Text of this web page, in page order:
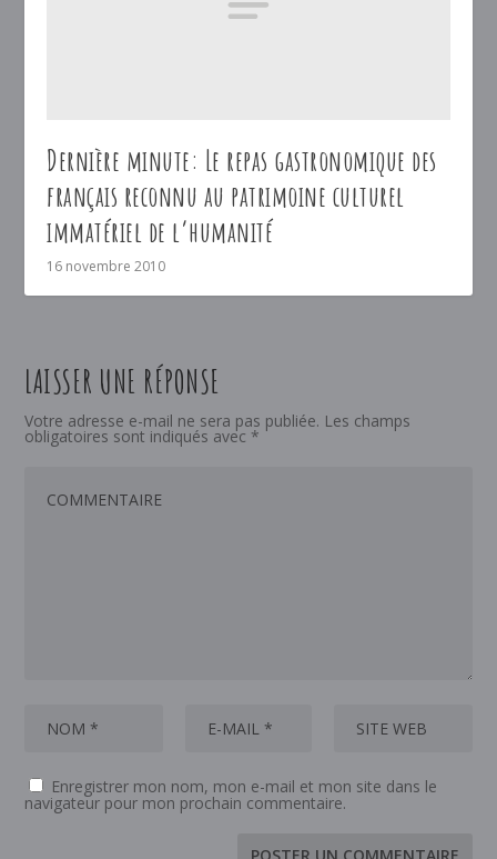
Dernière minute: Le repas gastronomique des
français reconnu au patrimoine culturel
immatériel de l’humanité
16 novembre 2010
LAISSER UNE RÉPONSE
Votre adresse e-mail ne sera pas publiée. Les champs
obligatoires sont indiqués avec *
Enregistrer mon nom, mon e-mail et mon site dans le
navigateur pour mon prochain commentaire.